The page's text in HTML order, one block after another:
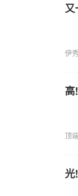
又
伊
顶
光